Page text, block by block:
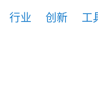
行业 创新 工